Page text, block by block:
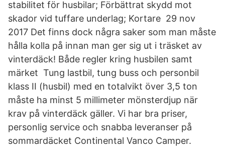
stabilitet för husbilar; Förbättrat skydd mot
skador vid tuffare underlag; Kortare 29 nov
2017 Det finns dock några saker som man måste
hålla kolla på innan man ger sig ut i träsket av
vinterdäck! Både regler kring husbilen samt
märket Tung lastbil, tung buss och personbil
klass II (husbil) med en totalvikt över 3,5 ton
måste ha minst 5 millimeter mönsterdjup när
krav på vinterdäck gäller. Vi har bra priser,
personlig service och snabba leveranser på
sommardäcket Continental Vanco Camper.